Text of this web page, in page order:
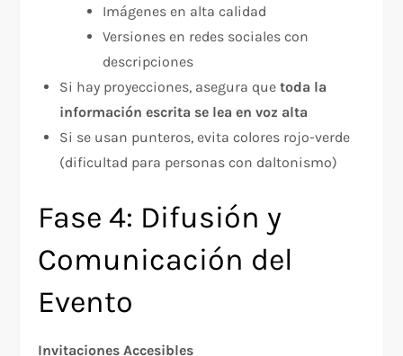
Imágenes en alta calidad
Versiones en redes sociales con
descripciones
Si hay proyecciones, asegura quetoda la
información escrita se lea en voz alta
Si se usan punteros, evita colores rojo-verde
(dificultad para personas con daltonismo)​
Fase 4: Difusión y
Comunicación del
Evento
Invitaciones Accesibles